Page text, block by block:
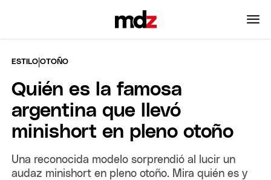
ESTILO |OTOÑO
Quién es la famosa
argentina que llevó
minishort en pleno otoño
Una reconocida modelo sorprendió al lucir un
audaz minishort en pleno otoño. Mira quién es y